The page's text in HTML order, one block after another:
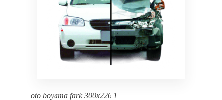
oto boyama fark 300x226 1